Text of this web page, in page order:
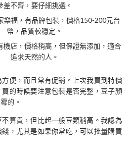
差不齊，要仔細挑選。
樂福，有品牌包裝，價格150-200元台
幣，品質較穩定。
機店，價格稍高，但保證無添加，適合
追求天然的人。
便，而且常有促銷。上次我買到特價
的時候要注意包裝是否完整，豆子顏
的。
算貴，但比起一般豆類稍高。我認為
，尤其是如果你常吃，可以批量購買